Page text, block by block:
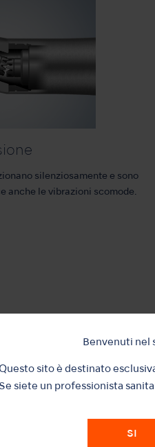
Benvenuti nel
Questo sito è destinato
Se siete un professionista
SI
silenziosamente e sono
anche le vibrazioni scomode.